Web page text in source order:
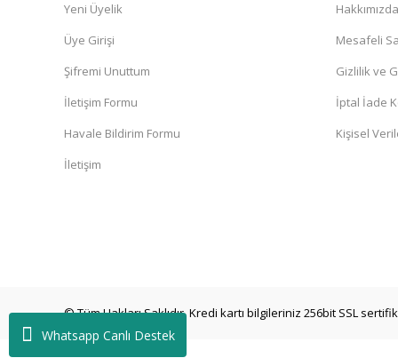
Whatsapp Canlı Destek
Yeni Üyelik
Üye Girişi
Şifremi Unuttum
İletişim Formu
Havale Bildirim Formu
İletişim
Hakkımızda
Mesafeli
Gizlilik ve
İptal İade
Kişisel
© Tüm Hakları Saklıdır. Kredi kartı bilgileriniz 256bit SSL